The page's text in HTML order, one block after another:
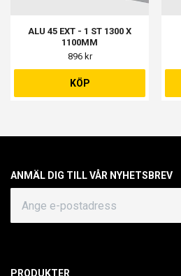
ALU 45 EXT - 1 ST 1300 X
1100MM
896 kr
KÖP
ANMÄL DIG TILL VÅR NYHETSBREV
PRODUKTER